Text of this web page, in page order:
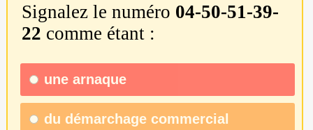
Signalez le numéro 04-50-51-39-
22 comme étant :
une arnaque
du démarchage commercial